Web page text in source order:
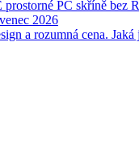
PC skříně bez
2026
a rozumná cena. Jaká